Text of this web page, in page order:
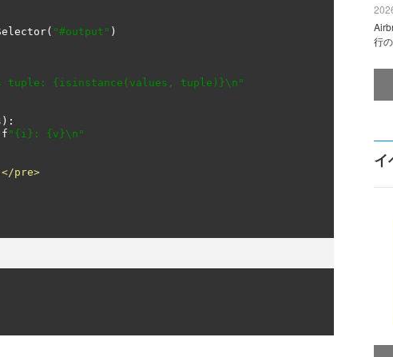
( "#output" )
tuple: {isinstance(values, tuple)}\n"
):
f "{i}: {v}\n"
</pre>
行
イ